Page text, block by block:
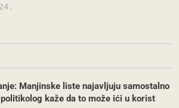
Manjinske liste najavljuju samostalno
kaže da to može ići u korist